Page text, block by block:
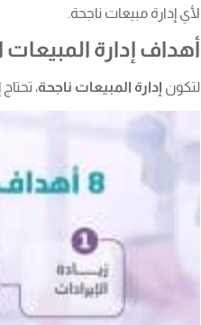
لأي إدارة مبيعات ناجحة.
أهداف إدارة المبيعات
لتكون إدارة المبيعات ناجحة،